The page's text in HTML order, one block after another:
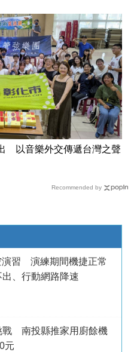
以音樂外交傳遞台灣之聲
Recommended by
演習 演練期間機捷正常
、行動網路降速
戰 南投縣推家用廚餘機
元